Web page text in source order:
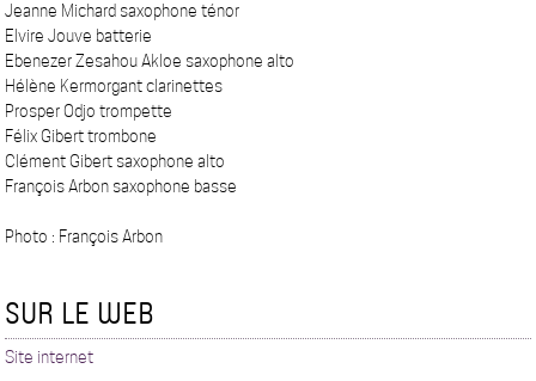
Jeanne Michard saxophone ténor
Elvire Jouve batterie
Ebenezer Zesahou Akloe saxophone alto
Hélène Kermorgant clarinettes
Prosper Odjo trompette
Félix Gibert trombone
Clément Gibert saxophone alto
François Arbon saxophone basse
Photo : François Arbon
SUR LE WEB
Site internet